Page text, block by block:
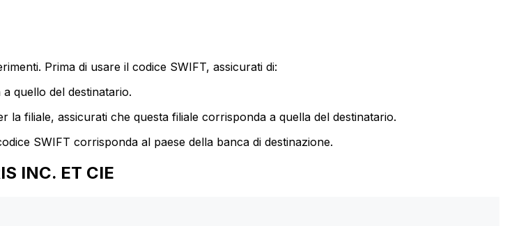
Prima di usare il codice SWIFT, assicurati di:
quello del destinatario.
la filiale, assicurati che questa filiale corrisponda a quella del destinatario.
SWIFT corrisponda al paese della banca di destinazione.
INC. ET CIE